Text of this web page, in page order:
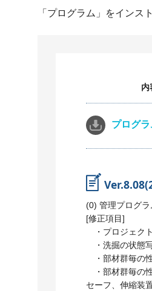
「プログラム」をインス
内
プログ
(0) 管理プログラ
[修正項目]
・プロジェク
・洗掘の状態
・部材群毎の
・部材群毎の
セーフ、伸縮装